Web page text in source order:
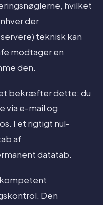
hvilket
der
teknisk kan
modtager en
den.
bekræfter dette: du
via e-mail og
I et rigtigt nul-
af
datatab.
kompetent
Den